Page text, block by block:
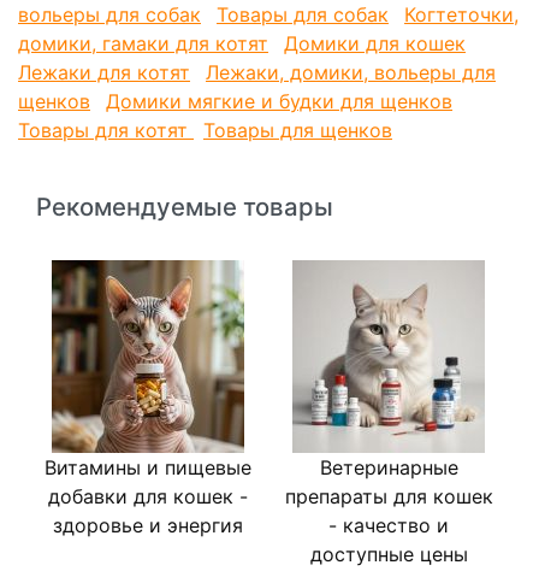
вольеры для собак
Товары для собак
Когтеточки,
домики, гамаки для котят
Домики для кошек
Лежаки для котят
Лежаки, домики, вольеры для
щенков
Домики мягкие и будки для щенков
Товары для котят
Товары для щенков
Рекомендуемые товары
Витамины и пищевые
добавки для кошек -
здоровье и энергия
Ветеринарные
препараты для кошек
- качество и
доступные цены